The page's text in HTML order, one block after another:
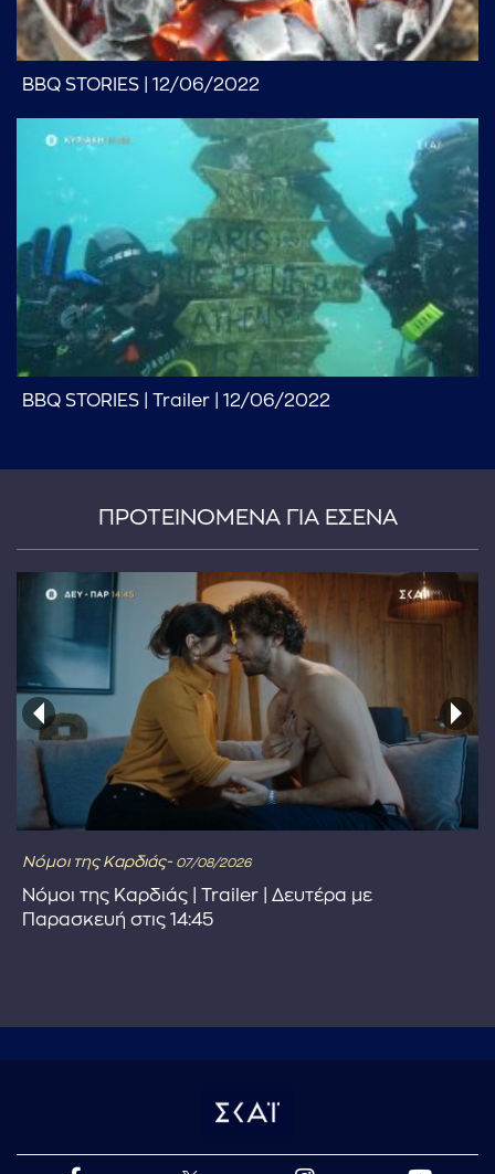
BBQ STORIES | 12/06/2022
BBQ STORIES | Trailer | 12/06/2022
ΠΡΟΤΕΙΝΟΜΕΝΑ ΓΙΑ ΕΣΕΝΑ
Νόμοι της Καρδιάς- 07/08/2026
Νόμοι της Καρδιάς | Trailer | Δευτέρα με
Παρασκευή στις 14:45